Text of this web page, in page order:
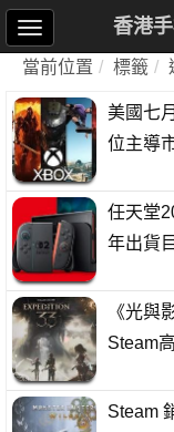
香港
當前位置 標籤
美國七
位主導
任天堂
年出貨
《光與
Steam
Steam